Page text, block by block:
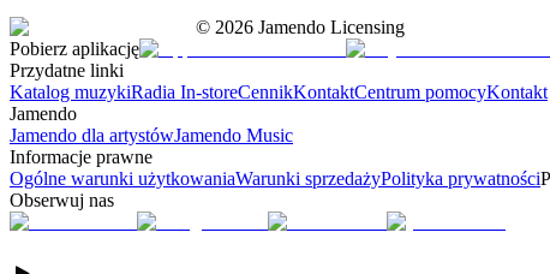
© 2026 Jamendo Licensing
Pobierz aplikację
Przydatne linki
Katalog muzykiRadia In-storeCennikKontaktCentrum pomocyKontakt
Jamendo
Jamendo dla artystówJamendo Music
Informacje prawne
Ogólne warunki użytkowaniaWarunki sprzedażyPolityka prywatności
Obserwuj nas